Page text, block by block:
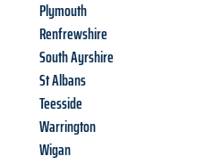
Plymouth
Renfrewshire
South Ayrshire
St Albans
Teesside
Warrington
Wigan